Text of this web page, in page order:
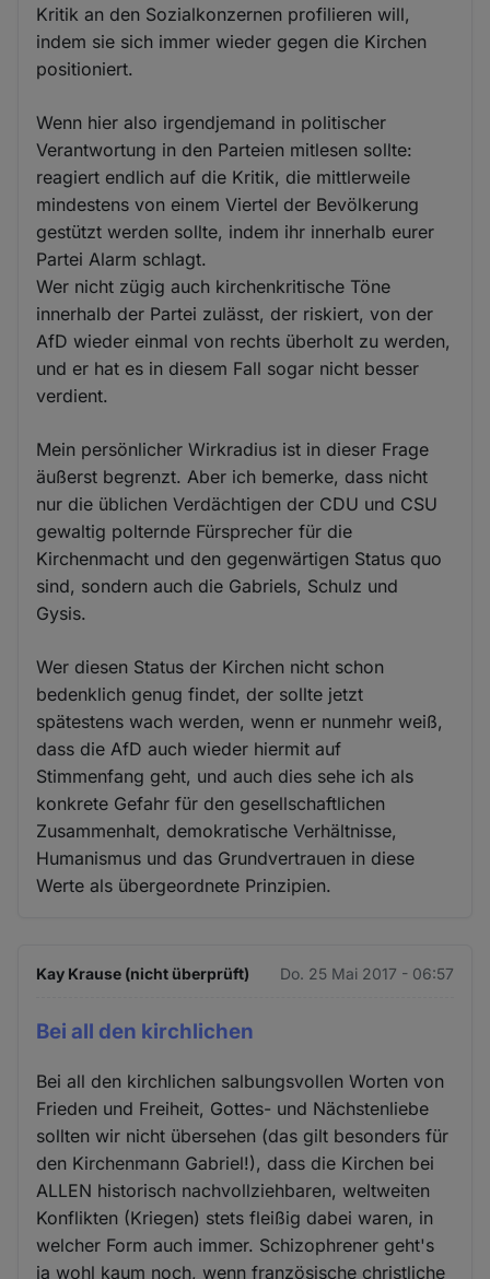
Kritik an den Sozialkonzernen profilieren will,
indem sie sich immer wieder gegen die Kirchen
positioniert.
Wenn hier also irgendjemand in politischer
Verantwortung in den Parteien mitlesen sollte:
reagiert endlich auf die Kritik, die mittlerweile
mindestens von einem Viertel der Bevölkerung
gestützt werden sollte, indem ihr innerhalb eurer
Partei Alarm schlagt.
Wer nicht zügig auch kirchenkritische Töne
innerhalb der Partei zulässt, der riskiert, von der
AfD wieder einmal von rechts überholt zu werden,
und er hat es in diesem Fall sogar nicht besser
verdient.
Mein persönlicher Wirkradius ist in dieser Frage
äußerst begrenzt. Aber ich bemerke, dass nicht
nur die üblichen Verdächtigen der CDU und CSU
gewaltig polternde Fürsprecher für die
Kirchenmacht und den gegenwärtigen Status quo
sind, sondern auch die Gabriels, Schulz und
Gysis.
Wer diesen Status der Kirchen nicht schon
bedenklich genug findet, der sollte jetzt
spätestens wach werden, wenn er nunmehr weiß,
dass die AfD auch wieder hiermit auf
Stimmenfang geht, und auch dies sehe ich als
konkrete Gefahr für den gesellschaftlichen
Zusammenhalt, demokratische Verhältnisse,
Humanismus und das Grundvertrauen in diese
Werte als übergeordnete Prinzipien.
Kay Krause (nicht überprüft) Do. 25 Mai 2017 - 06:57
Bei all den kirchlichen
Bei all den kirchlichen salbungsvollen Worten von
Frieden und Freiheit, Gottes- und Nächstenliebe
sollten wir nicht übersehen (das gilt besonders für
den Kirchenmann Gabriel!), dass die Kirchen bei
ALLEN historisch nachvollziehbaren, weltweiten
Konflikten (Kriegen) stets fleißig dabei waren, in
welcher Form auch immer. Schizophrener geht's
ja wohl kaum noch, wenn französische christliche